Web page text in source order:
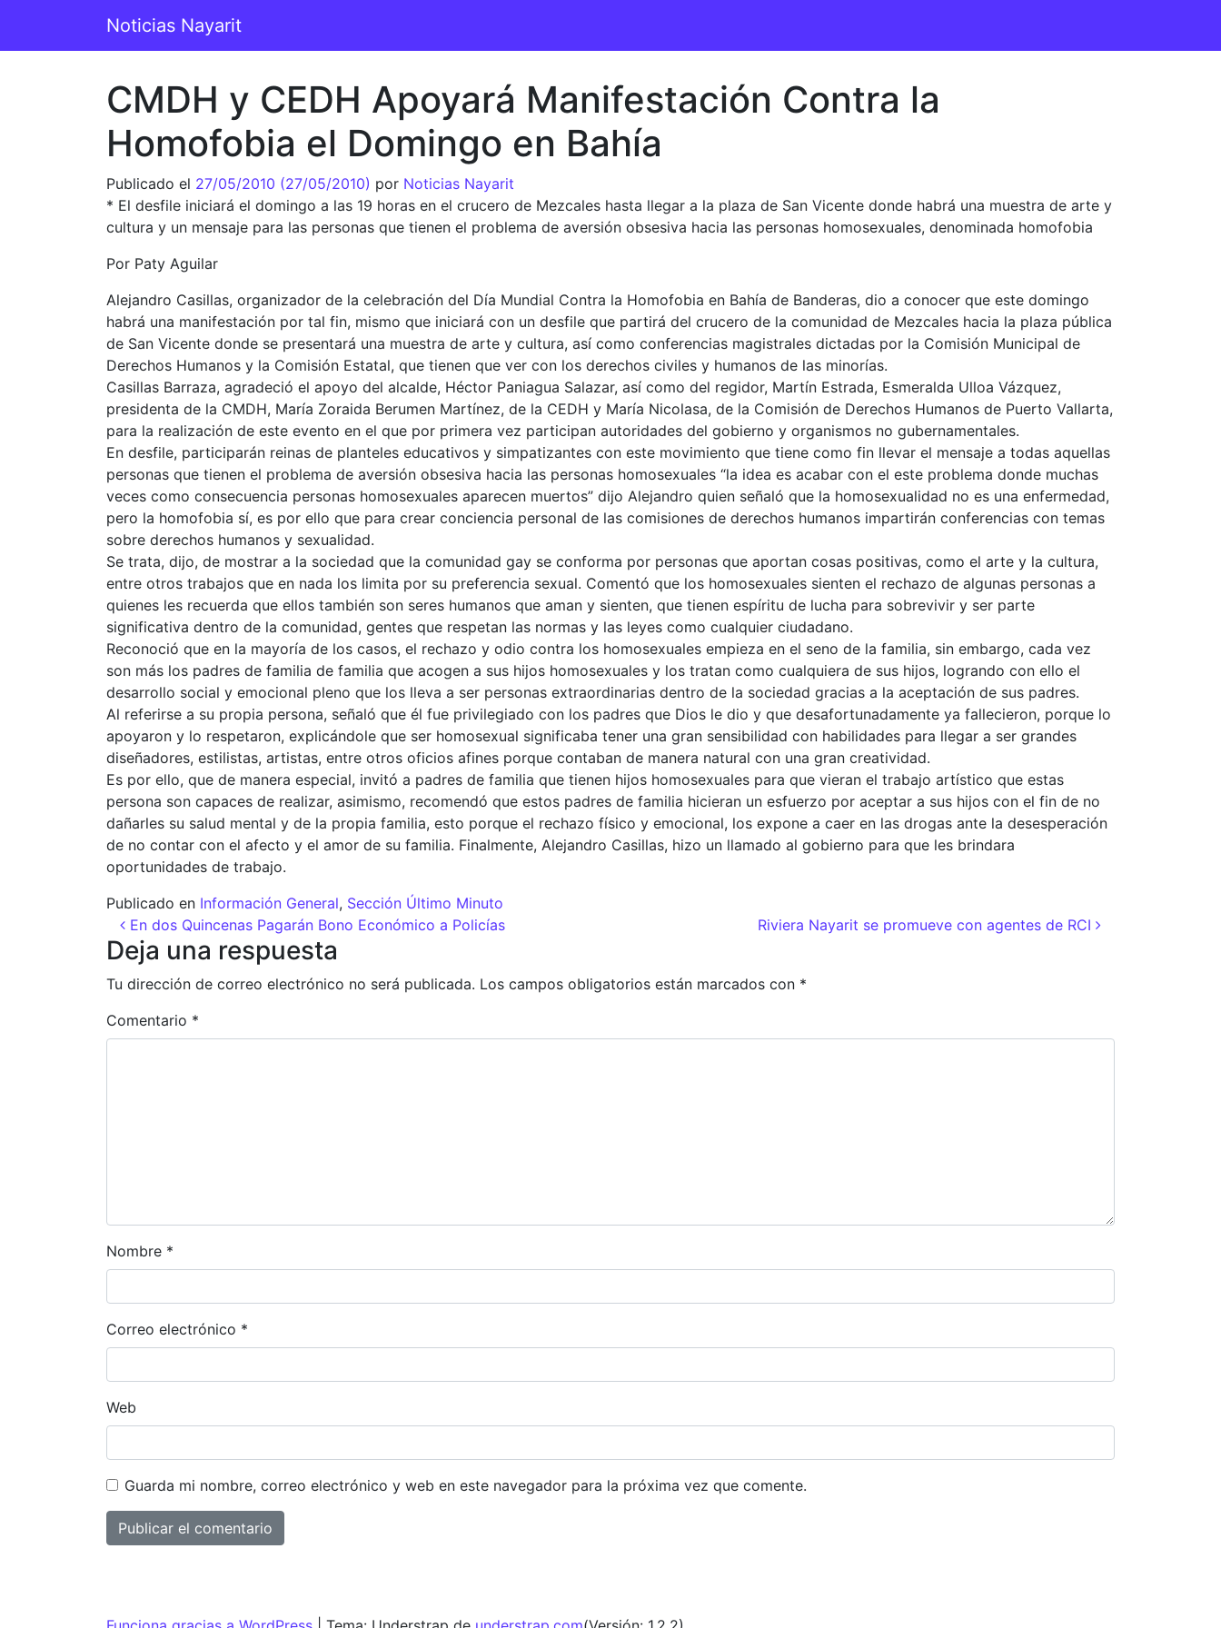
Navegación principal
Noticias Nayarit
CMDH y CEDH Apoyará Manifestación Contra la
Homofobia el Domingo en Bahía
Publicado el 27/05/2010 (27/05/2010) por Noticias Nayarit
* El desfile iniciará el domingo a las 19 horas en el crucero de Mezcales hasta llegar a la plaza de San Vicente donde habrá una muestra de arte y
cultura y un mensaje para las personas que tienen el problema de aversión obsesiva hacia las personas homosexuales, denominada homofobia
Por Paty Aguilar
Alejandro Casillas, organizador de la celebración del Día Mundial Contra la Homofobia en Bahía de Banderas, dio a conocer que este domingo
habrá una manifestación por tal fin, mismo que iniciará con un desfile que partirá del crucero de la comunidad de Mezcales hacia la plaza pública
de San Vicente donde se presentará una muestra de arte y cultura, así como conferencias magistrales dictadas por la Comisión Municipal de
Derechos Humanos y la Comisión Estatal, que tienen que ver con los derechos civiles y humanos de las minorías.
Casillas Barraza, agradeció el apoyo del alcalde, Héctor Paniagua Salazar, así como del regidor, Martín Estrada, Esmeralda Ulloa Vázquez,
presidenta de la CMDH, María Zoraida Berumen Martínez, de la CEDH y María Nicolasa, de la Comisión de Derechos Humanos de Puerto Vallarta,
para la realización de este evento en el que por primera vez participan autoridades del gobierno y organismos no gubernamentales.
En desfile, participarán reinas de planteles educativos y simpatizantes con este movimiento que tiene como fin llevar el mensaje a todas aquellas
personas que tienen el problema de aversión obsesiva hacia las personas homosexuales “la idea es acabar con el este problema donde muchas
veces como consecuencia personas homosexuales aparecen muertos” dijo Alejandro quien señaló que la homosexualidad no es una enfermedad,
pero la homofobia sí, es por ello que para crear conciencia personal de las comisiones de derechos humanos impartirán conferencias con temas
sobre derechos humanos y sexualidad.
Se trata, dijo, de mostrar a la sociedad que la comunidad gay se conforma por personas que aportan cosas positivas, como el arte y la cultura,
entre otros trabajos que en nada los limita por su preferencia sexual. Comentó que los homosexuales sienten el rechazo de algunas personas a
quienes les recuerda que ellos también son seres humanos que aman y sienten, que tienen espíritu de lucha para sobrevivir y ser parte
significativa dentro de la comunidad, gentes que respetan las normas y las leyes como cualquier ciudadano.
Reconoció que en la mayoría de los casos, el rechazo y odio contra los homosexuales empieza en el seno de la familia, sin embargo, cada vez
son más los padres de familia de familia que acogen a sus hijos homosexuales y los tratan como cualquiera de sus hijos, logrando con ello el
desarrollo social y emocional pleno que los lleva a ser personas extraordinarias dentro de la sociedad gracias a la aceptación de sus padres.
Al referirse a su propia persona, señaló que él fue privilegiado con los padres que Dios le dio y que desafortunadamente ya fallecieron, porque lo
apoyaron y lo respetaron, explicándole que ser homosexual significaba tener una gran sensibilidad con habilidades para llegar a ser grandes
diseñadores, estilistas, artistas, entre otros oficios afines porque contaban de manera natural con una gran creatividad.
Es por ello, que de manera especial, invitó a padres de familia que tienen hijos homosexuales para que vieran el trabajo artístico que estas
persona son capaces de realizar, asimismo, recomendó que estos padres de familia hicieran un esfuerzo por aceptar a sus hijos con el fin de no
dañarles su salud mental y de la propia familia, esto porque el rechazo físico y emocional, los expone a caer en las drogas ante la desesperación
de no contar con el afecto y el amor de su familia. Finalmente, Alejandro Casillas, hizo un llamado al gobierno para que les brindara
oportunidades de trabajo.
Publicado en Información General, Sección Último Minuto
Navegación de entradas
En dos Quincenas Pagarán Bono Económico a Policías Riviera Nayarit se promueve con agentes de RCI
Deja una respuesta
Tu dirección de correo electrónico no será publicada. Los campos obligatorios están marcados con *
Comentario *
Nombre *
Correo electrónico *
Web
Guarda mi nombre, correo electrónico y web en este navegador para la próxima vez que comente.